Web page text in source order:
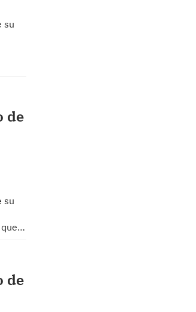
su
de
su
que…
de